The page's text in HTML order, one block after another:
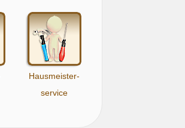
Hausmeister-
service